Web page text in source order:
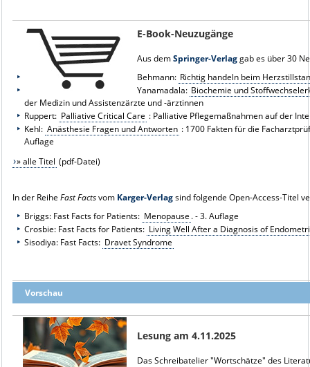
E-Book-Neuzugänge
Aus demSpringer-Verlaggab es über 30
Behmann: Richtig handeln beim
Yanamadala: Biochemie und
der Medizin und Assistenzärzte und -ärztinnen
Ruppert: Palliative Critical Care : Palliative Pflegemaßnahmen auf der
Kehl: Anästhesie Fragen und Antworten : 1700 Fakten für die
Auflage
» alle Titel (pdf-Datei)
In der Reihe Fast Factsvom Karger-Verlagsind folgende Open-Access-Titel
Briggs: Fast Facts for Patients: Menopause . - 3. Auflage
Crosbie: Fast Facts for Patients: Living Well After a Diagnosis of
Sisodiya: Fast Facts: Dravet Syndrome
Vorschau
Lesung am 4.11.2025
Das Schreibatelier "Wortschätze" des